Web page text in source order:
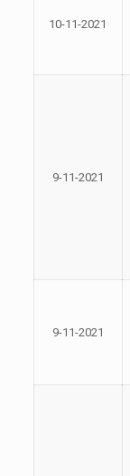
10-11-2021
9-11-2021
9-11-2021